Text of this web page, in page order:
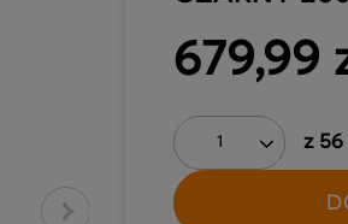
679,99
z 56